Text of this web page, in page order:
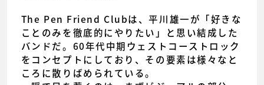
The Pen Friend Clubは、平川雄一が「好きな
ことのみを徹底的にやりたい」と思い結成した
バンドだ。60年代中期ウェストコーストロック
をコンセプトにしており、その要素は様々なと
ころに散りばめられている。